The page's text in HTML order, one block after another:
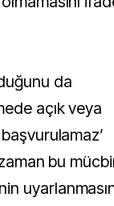
da
açık veya
bu